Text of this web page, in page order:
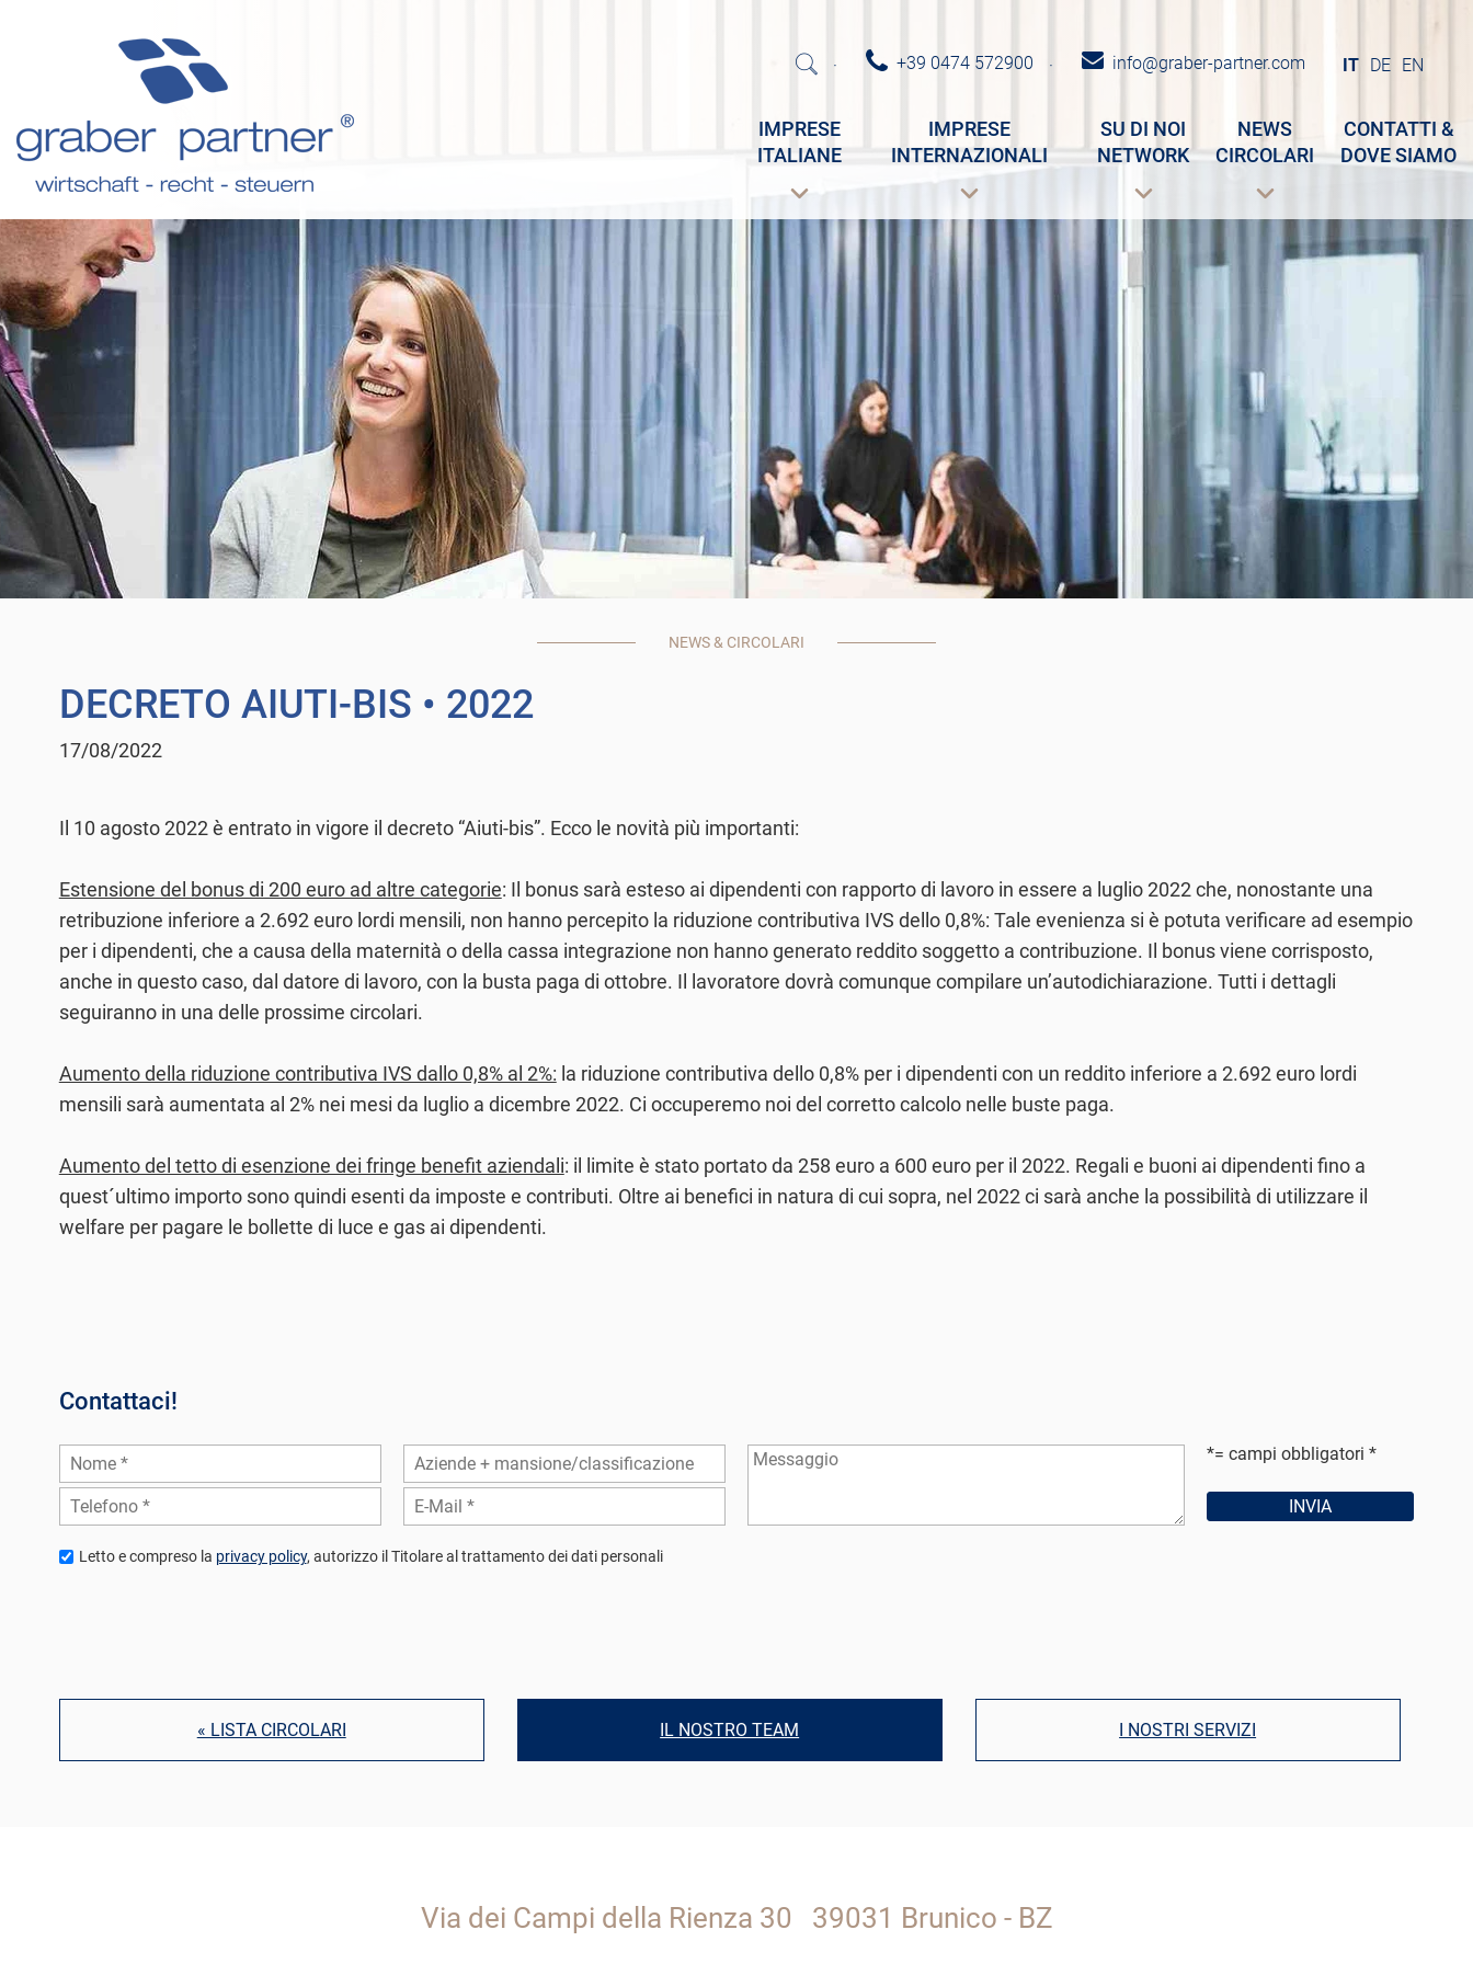
· +39 0474 572900 · info@graber-partner.com IT DE EN
IMPRESE
ITALIANE
IMPRESE
INTERNAZIONALI
SU DI NOI
NETWORK
NEWS
CIRCOLARI
CONTATTI &
DOVE SIAMO
NEWS & CIRCOLARI
DECRETO AIUTI-BIS • 2022
17/08/2022
Il 10 agosto 2022 è entrato in vigore il decreto “Aiuti-bis”. Ecco le novità più importanti:
Estensione del bonus di 200 euro ad altre categorie: Il bonus sarà esteso ai dipendenti con rapporto di lavoro in essere a luglio 2022 che, nonostante una
retribuzione inferiore a 2.692 euro lordi mensili, non hanno percepito la riduzione contributiva IVS dello 0,8%: Tale evenienza si è potuta verificare ad esempio
per i dipendenti, che a causa della maternità o della cassa integrazione non hanno generato reddito soggetto a contribuzione. Il bonus viene corrisposto,
anche in questo caso, dal datore di lavoro, con la busta paga di ottobre. Il lavoratore dovrà comunque compilare un’autodichiarazione. Tutti i dettagli
seguiranno in una delle prossime circolari.
Aumento della riduzione contributiva IVS dallo 0,8% al 2%: la riduzione contributiva dello 0,8% per i dipendenti con un reddito inferiore a 2.692 euro lordi
mensili sarà aumentata al 2% nei mesi da luglio a dicembre 2022. Ci occuperemo noi del corretto calcolo nelle buste paga.
Aumento del tetto di esenzione dei fringe benefit aziendali: il limite è stato portato da 258 euro a 600 euro per il 2022. Regali e buoni ai dipendenti fino a
quest´ultimo importo sono quindi esenti da imposte e contributi. Oltre ai benefici in natura di cui sopra, nel 2022 ci sarà anche la possibilità di utilizzare il
welfare per pagare le bollette di luce e gas ai dipendenti.
Contattaci!
*= campi obbligatori
Letto e compreso la privacy policy, autorizzo il Titolare al trattamento dei dati personali
« LISTA CIRCOLARI IL NOSTRO TEAM I NOSTRI SERVIZI
Via dei Campi della Rienza 30 39031 Brunico - BZ